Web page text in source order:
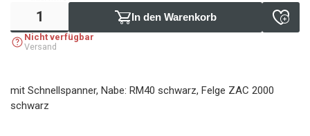
In den Warenkorb
Nicht verfügbar
Versand
mit Schnellspanner, Nabe: RM40 schwarz, Felge ZAC 2000
schwarz